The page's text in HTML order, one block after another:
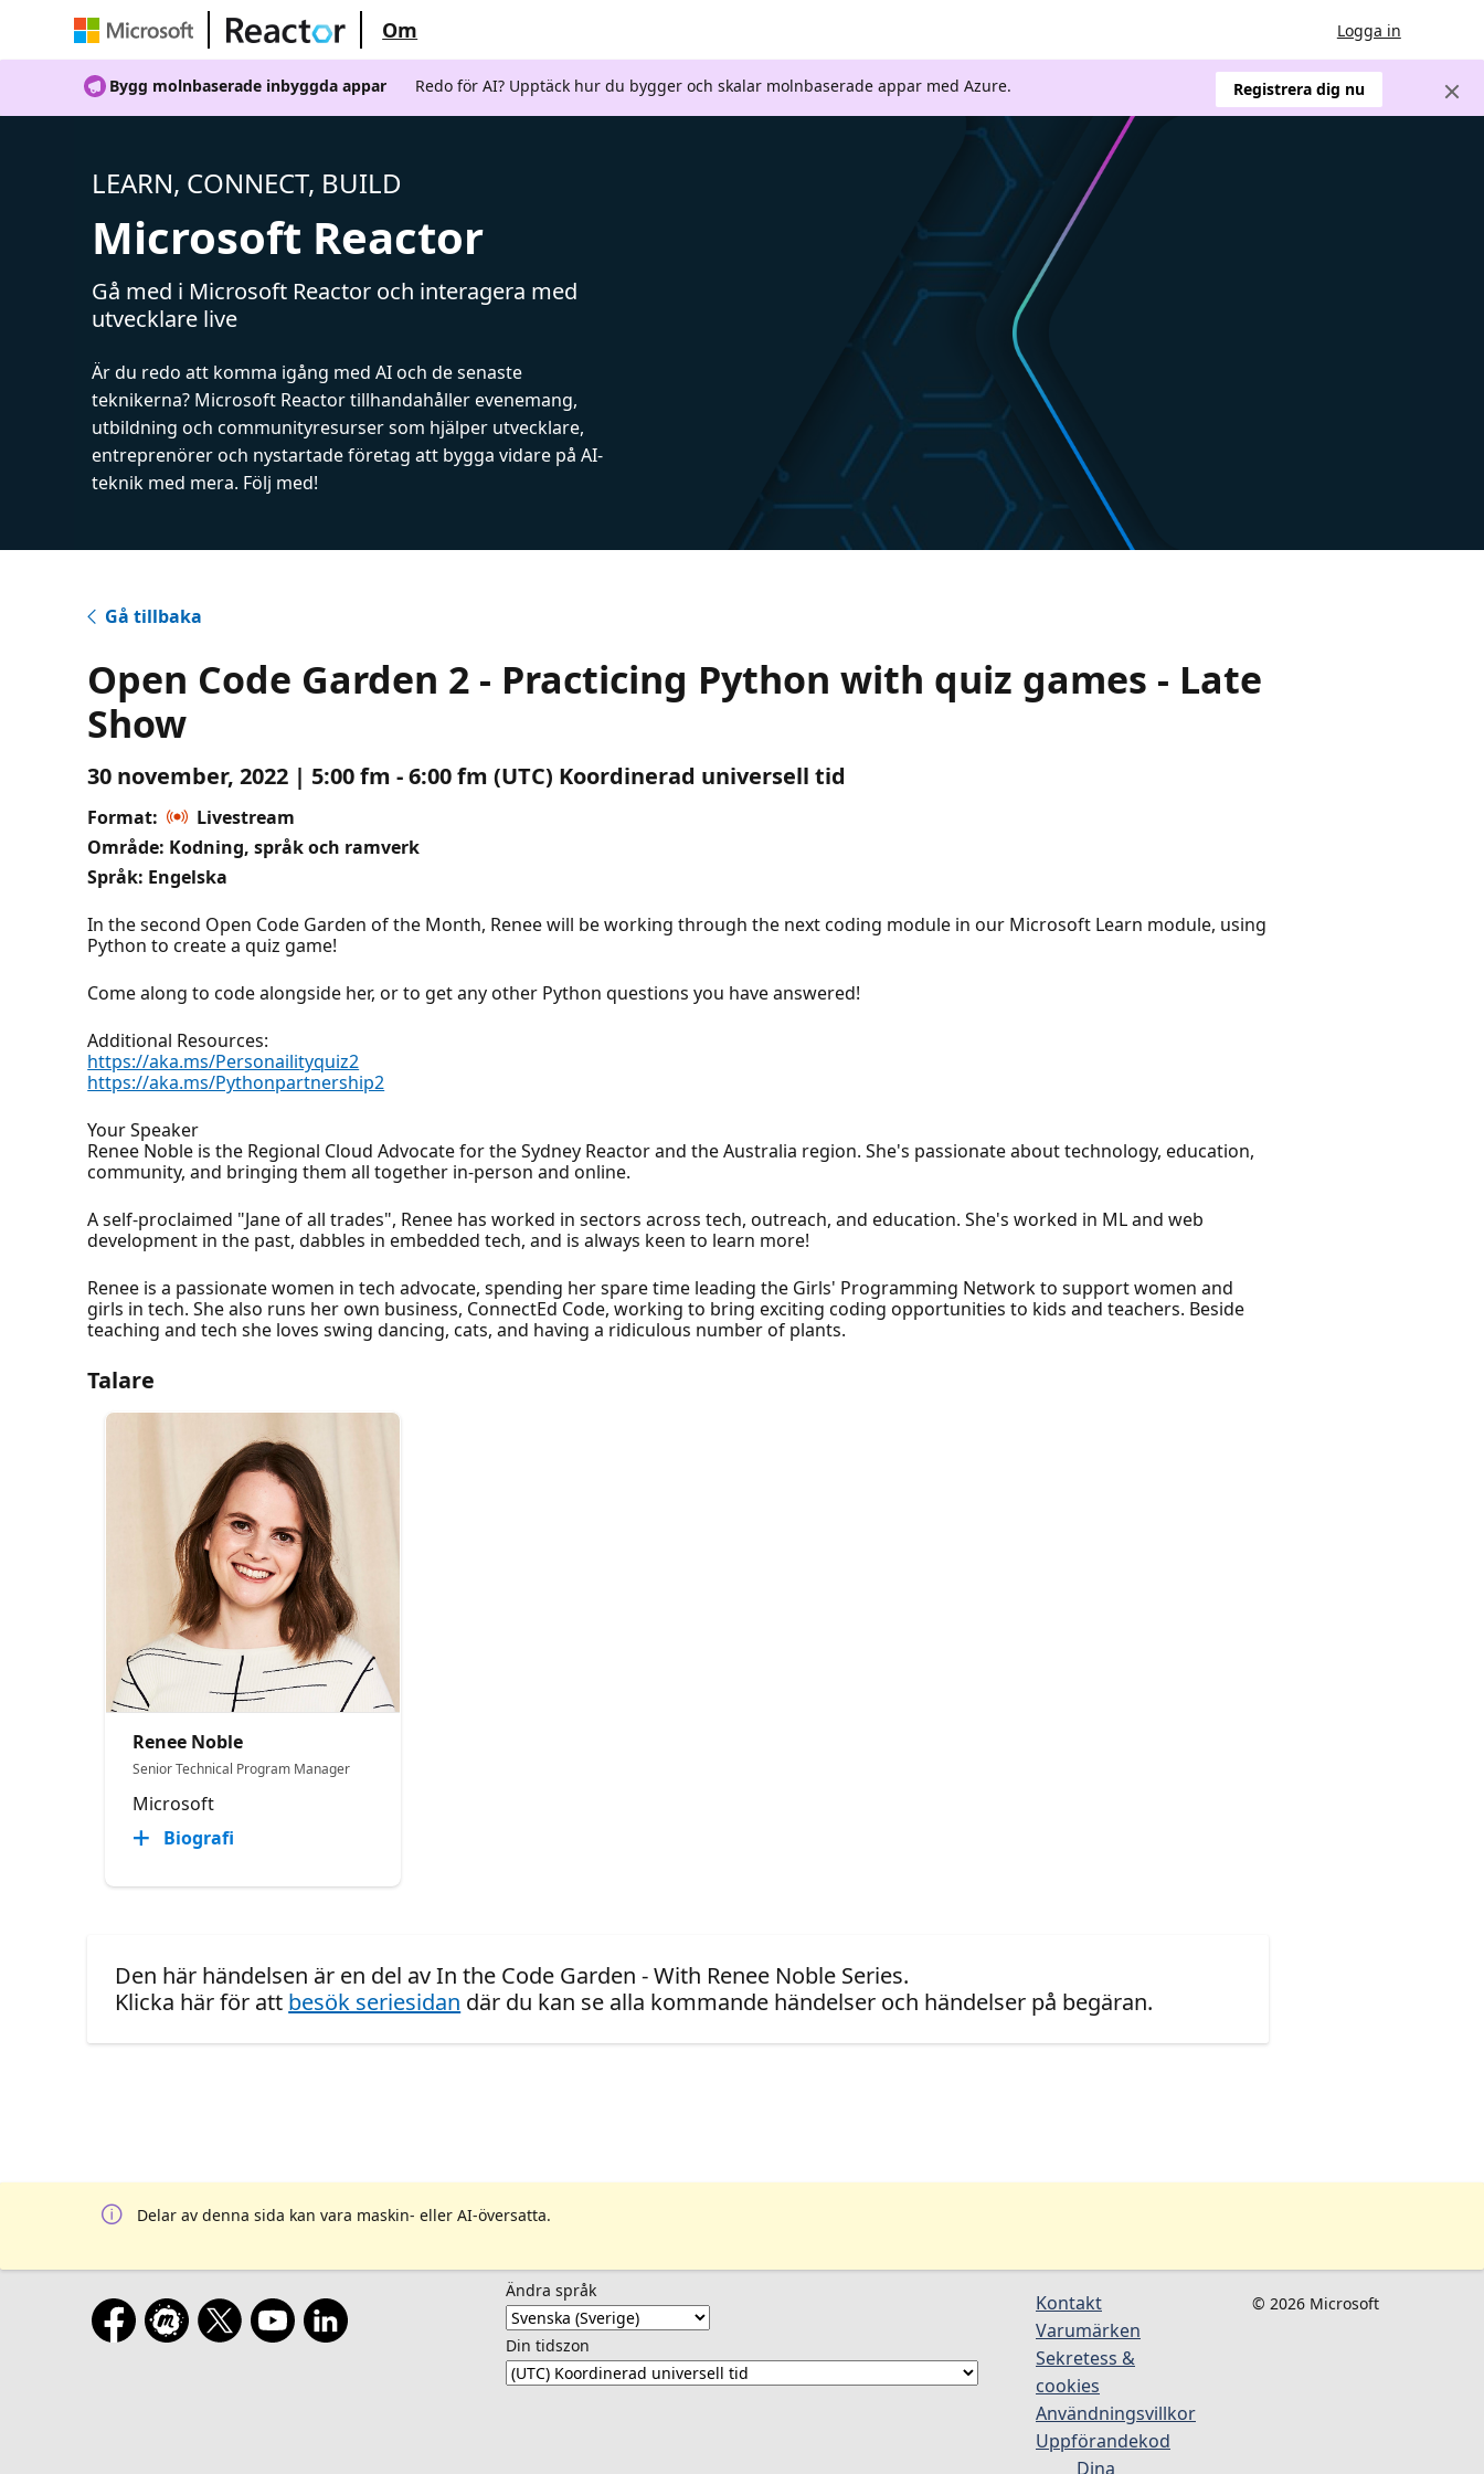
Om Logga in
Bygg molnbaserade inbyggda appar Redo för AI? Upptäck hur du bygger och skalar molnbaserade appar med Azure. Registrera dig nu
LEARN, CONNECT, BUILD
Microsoft Reactor
Gå med i Microsoft Reactor och interagera med
utvecklare live
Är du redo att komma igång med AI och de senaste
teknikerna? Microsoft Reactor tillhandahåller evenemang,
utbildning och communityresurser som hjälper utvecklare,
entreprenörer och nystartade företag att bygga vidare på AI-
teknik med mera. Följ med!
Gå tillbaka
Open Code Garden 2 - Practicing Python with quiz games - Late
Show
30 november, 2022 | 5:00 fm - 6:00 fm (UTC) Koordinerad universell tid
Format:
Livestream
Område: Kodning, språk och ramverk
Språk: Engelska
In the second Open Code Garden of the Month, Renee will be working through the next coding module in our Microsoft Learn module, using
Python to create a quiz game!
Come along to code alongside her, or to get any other Python questions you have answered!
Additional Resources:
https://aka.ms/Personailityquiz2
https://aka.ms/Pythonpartnership2
Your Speaker
Renee Noble is the Regional Cloud Advocate for the Sydney Reactor and the Australia region. She's passionate about technology, education,
community, and bringing them all together in-person and online.
A self-proclaimed "Jane of all trades", Renee has worked in sectors across tech, outreach, and education. She's worked in ML and web
development in the past, dabbles in embedded tech, and is always keen to learn more!
Renee is a passionate women in tech advocate, spending her spare time leading the Girls' Programming Network to support women and
girls in tech. She also runs her own business, ConnectEd Code, working to bring exciting coding opportunities to kids and teachers. Beside
teaching and tech she loves swing dancing, cats, and having a ridiculous number of plants.
Talare
Renee Noble
Senior Technical Program Manager​
Microsoft
Biografi
Den här händelsen är en del av In the Code Garden - With Renee Noble Series.
Klicka här för att besök seriesidan där du kan se alla kommande händelser och händelser på begäran.
Delar av denna sida kan vara maskin- eller AI-översatta.
Ändra språk
Din tidszon
Kontakt
Varumärken
Sekretess &
cookies
Användningsvillkor
Uppförandekod
Dina
© 2026 Microsoft